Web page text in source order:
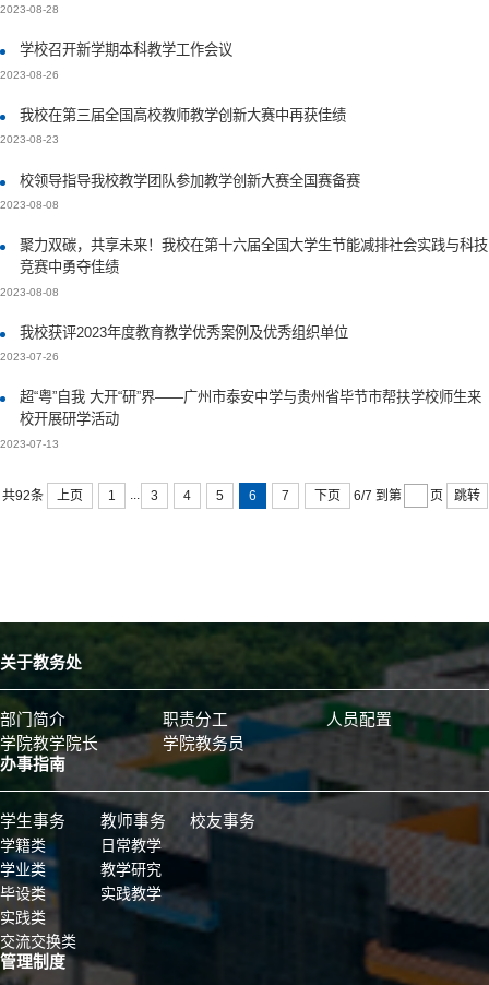
2023-08-28
学校召开新学期本科教学工作会议
2023-08-26
我校在第三届全国高校教师教学创新大赛中再获佳绩
2023-08-23
校领导指导我校教学团队参加教学创新大赛全国赛备赛
2023-08-08
聚力双碳，共享未来！我校在第十六届全国大学生节能减排社会实践与科技
竞赛中勇夺佳绩
2023-08-08
我校获评2023年度教育教学优秀案例及优秀组织单位
2023-07-26
超“粤”自我 大开“研”界——广州市泰安中学与贵州省毕节市帮扶学校师生来
校开展研学活动
2023-07-13
共92条 上页 1 ... 3 4 5 6 7 下页 6/7 到第 页 跳转
关于教务处
部门简介 职责分工
人员配置
学院教学院长
学院教务员
办事指南
学生事务
学籍类
学业类
毕设类
实践类
交流交换类
教师事务
日常教学
教学研究
实践教学
校友事务
管理制度